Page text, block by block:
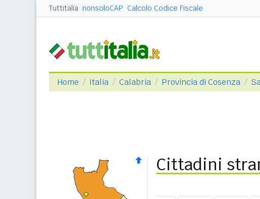
Tuttitalia nonsoloCAP Calcolo Codice Fiscale
Home Italia Calabria Provincia di Cosenza
Cittadini